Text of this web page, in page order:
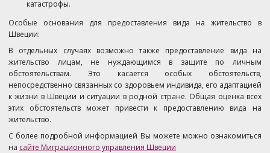
катастрофы.
Особые основания для предоставления вида на жительство в
Швеции:
В отдельных случаях возможно также предоставление вида на
жительство лицам, не нуждающимся в защите по личным
обстоятельствам. Это касается особых обстоятельств,
непосредственно связанных со здоровьем индивида, его адаптацией
к жизни в Швеции и ситуации в родной стране. Общая оценка всех
этих обстоятельств может привести к предоставлению вида на
жительство.
С более подробной информацией Вы можете можно ознакомиться
на сайте Миграционного управления Швеции